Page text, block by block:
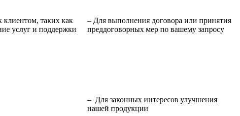
клиентом, таких как
услуг и поддержки
– Для выполнения договора или принятия
преддоговорных мер по вашему запросу
– Для законных интересов улучшения
нашей продукции